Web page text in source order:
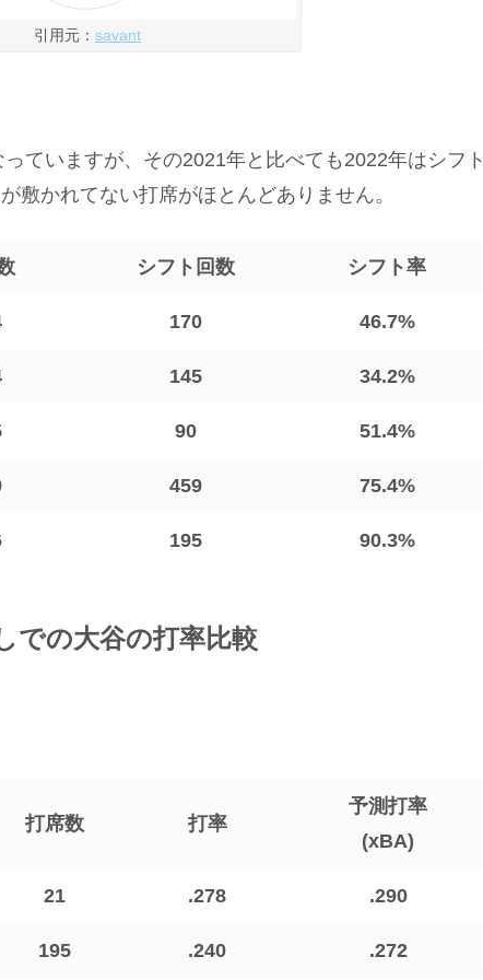
引用元： savant
ていますが、その2021年と比べても2022年はシフト
敷かれてない打席がほとんどありません。
シフト回数 シフト率
170 46.7%
145 34.2%
90 51.4%
459 75.4%
195 90.3%
での大谷の打率比較
打席数 打率
予測打率
(xBA)
21 .278 .290
195 .240 .272